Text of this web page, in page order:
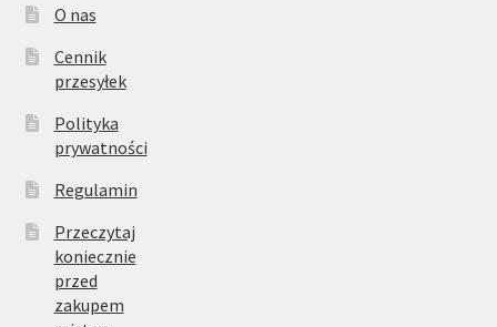
O nas
Cennik
przesyłek
Polityka
prywatności
Regulamin
Przeczytaj
koniecznie
przed
zakupem